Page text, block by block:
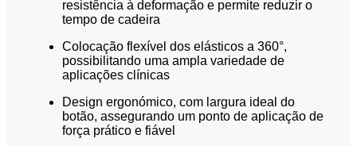
resistência à deformação e permite reduzir o
tempo de cadeira
Colocação flexível dos elásticos a 360°,
possibilitando uma ampla variedade de
aplicações clínicas
Design ergonómico, com largura ideal do
botão, assegurando um ponto de aplicação de
força prático e fiável